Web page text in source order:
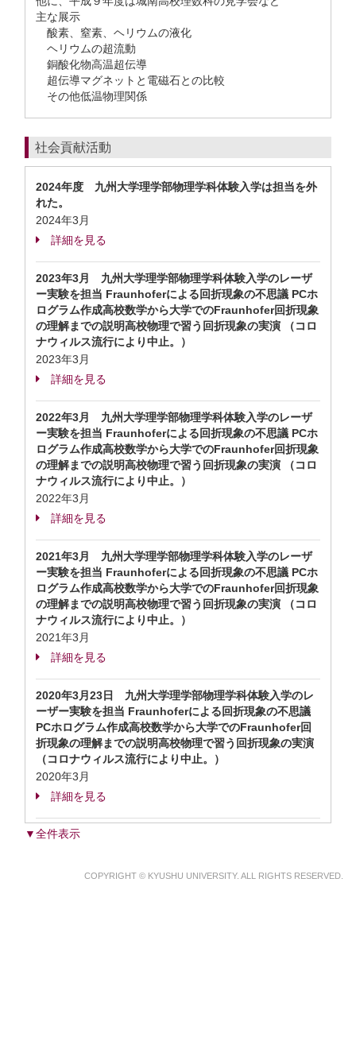
主な展示
酸素、窒素、ヘリウムの液化
ヘリウムの超流動
銅酸化物高温超伝導
超伝導マグネットと電磁石との比較
その他低温物理関係
社会貢献活動
2024年度 九州大学理学部物理学科体験入学は担当を外
れた。
2024年3月
詳細を見る
2023年3月 九州大学理学部物理学科体験入学のレーザ
ー実験を担当 Fraunhoferによる回折現象の不思議 PCホ
ログラム作成高校数学から大学でのFraunhofer回折現象
の理解までの説明高校物理で習う回折現象の実演 （コロ
ナウィルス流行により中止。）
2023年3月
詳細を見る
2022年3月 九州大学理学部物理学科体験入学のレーザ
ー実験を担当 Fraunhoferによる回折現象の不思議 PCホ
ログラム作成高校数学から大学でのFraunhofer回折現象
の理解までの説明高校物理で習う回折現象の実演 （コロ
ナウィルス流行により中止。）
2022年3月
詳細を見る
2021年3月 九州大学理学部物理学科体験入学のレーザ
ー実験を担当 Fraunhoferによる回折現象の不思議 PCホ
ログラム作成高校数学から大学でのFraunhofer回折現象
の理解までの説明高校物理で習う回折現象の実演 （コロ
ナウィルス流行により中止。）
2021年3月
詳細を見る
2020年3月23日 九州大学理学部物理学科体験入学のレ
ーザー実験を担当 Fraunhoferによる回折現象の不思議
PCホログラム作成高校数学から大学でのFraunhofer回
折現象の理解までの説明高校物理で習う回折現象の実演
（コロナウィルス流行により中止。）
2020年3月
詳細を見る
▼全件表示
COPYRIGHT © KYUSHU UNIVERSITY. ALL RIGHTS RESERVED.